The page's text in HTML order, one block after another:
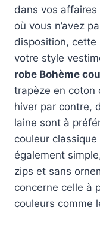
dans vos
où vous n’avez
disposition, cette
votre style
robe Bohème
trapèze en coton
hiver par contre,
laine sont à
couleur
également
zips et sans
concerne celle à
couleurs comme